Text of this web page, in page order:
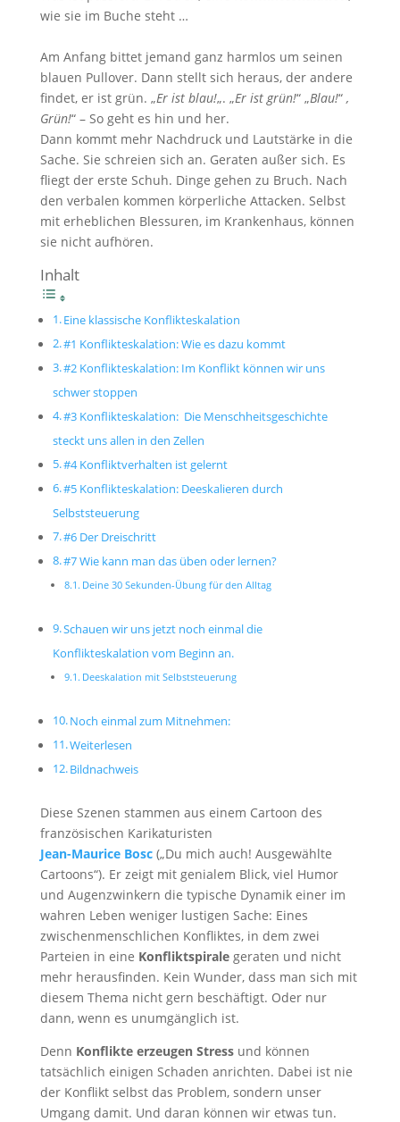
wie sie im Buche steht …
Am Anfang bittet jemand ganz harmlos um seinen
blauen Pullover. Dann stellt sich heraus, der andere
findet, er ist grün. „Er ist blau!„. „Er ist grün!“ „Blau!“ ,
Grün!“ – So geht es hin und her.
Dann kommt mehr Nachdruck und Lautstärke in die
Sache. Sie schreien sich an. Geraten außer sich. Es
fliegt der erste Schuh. Dinge gehen zu Bruch. Nach
den verbalen kommen körperliche Attacken. Selbst
mit erheblichen Blessuren, im Krankenhaus, können
sie nicht aufhören.
Inhalt
Eine klassische Konflikteskalation
#1 Konflikteskalation: Wie es dazu kommt
#2 Konflikteskalation: Im Konflikt können wir uns
schwer stoppen
#3 Konflikteskalation: Die Menschheitsgeschichte
steckt uns allen in den Zellen
#4 Konfliktverhalten ist gelernt
#5 Konflikteskalation: Deeskalieren durch
Selbststeuerung
#6 Der Dreischritt
#7 Wie kann man das üben oder lernen?
Deine 30 Sekunden-Übung für den Alltag
Schauen wir uns jetzt noch einmal die
Konflikteskalation vom Beginn an.
Deeskalation mit Selbststeuerung
Noch einmal zum Mitnehmen:
Weiterlesen
Bildnachweis
Diese Szenen stammen aus einem Cartoon des
französischen Karikaturisten
Jean-Maurice Bosc(„Du mich auch! Ausgewählte
Cartoons“). Er zeigt mit genialem Blick, viel Humor
und Augenzwinkern die typische Dynamik einer im
wahren Leben weniger lustigen Sache: Eines
zwischenmenschlichen Konfliktes, in dem zwei
Parteien in eine Konfliktspiralegeraten und nicht
mehr herausfinden. Kein Wunder, dass man sich mit
diesem Thema nicht gern beschäftigt. Oder nur
dann, wenn es unumgänglich ist.
Denn Konflikte erzeugen Stressund können
tatsächlich einigen Schaden anrichten. Dabei ist nie
der Konflikt selbst das Problem, sondern unser
Umgang damit. Und daran können wir etwas tun.